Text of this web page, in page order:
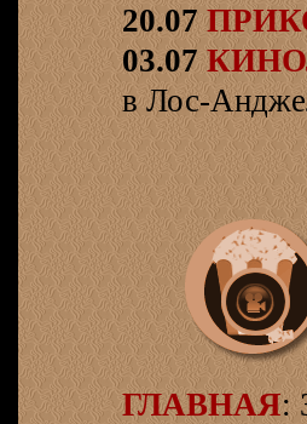
20.07
03.07
в Лос-
ГЛАВНАЯ: